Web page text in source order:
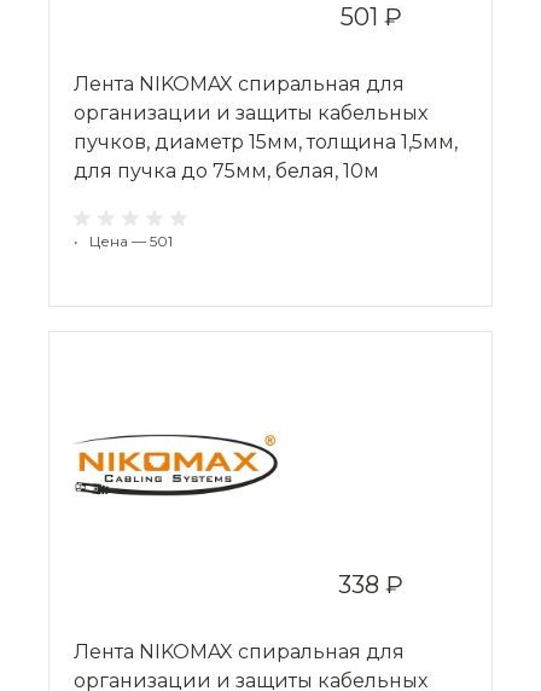
501 ₽
Лента NIKOMAX спиральная для
организации и защиты кабельных
пучков, диаметр 15мм, толщина 1,5мм,
для пучка до 75мм, белая, 10м
• Цена — 501
338 ₽
Лента NIKOMAX спиральная для
организации и защиты кабельных